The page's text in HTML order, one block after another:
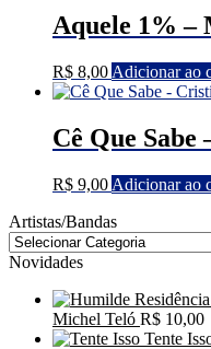
Aquele 1% –
R$ 8,00 Adicionar ao
Cê Que
R$ 9,00 Adicionar ao
Artistas/Bandas
Novidades
Michel Teló R$ 10,00
Tente